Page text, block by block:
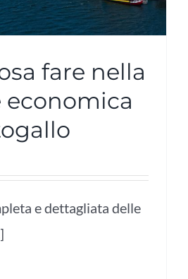
fare nella
economica
e dettagliata delle